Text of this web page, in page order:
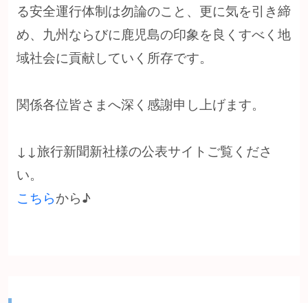
る安全運行体制は勿論のこと、更に気を引き締
め、九州ならびに鹿児島の印象を良くすべく地
域社会に貢献していく所存です。
関係各位皆さまへ深く感謝申し上げます。
↓↓旅行新聞新社様の公表サイトご覧くださ
い。
こちらから♪